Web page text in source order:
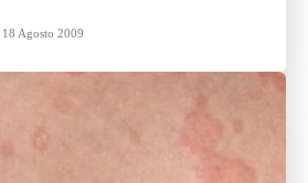
18 Agosto 2009